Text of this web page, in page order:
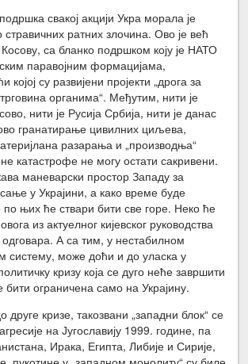
свакој акцији Укра морала је
стравичних ратних злочина. Ово је већ
са бланко подршком коју је НАТО
паравојним формацијама,
којој су развијени пројекти „дрога за
органима“. Међутим, нити је
нити је Русија Србија, нити је данас
гранатирање цивилних циљева,
разарања и „производња“
катастрофе не могу остати сакривени.
маневарски простор Западу за
у Украјини, а како време буде
по њих ће ствари бити све горе. Неко ће
из актуелног кијевског руководства
А са тим, у нестабилном
систему, може доћи и до уласка у
кризу која се дуго неће завршити
бити ограничена само на Украјину.
друге кризе, такозвани „западни блок“ се
на Југославију 1999. године, па
Ирака, Египта, Либије и Сирије,